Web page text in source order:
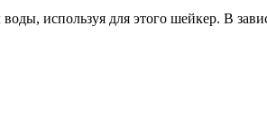
используя для этого шейкер. В